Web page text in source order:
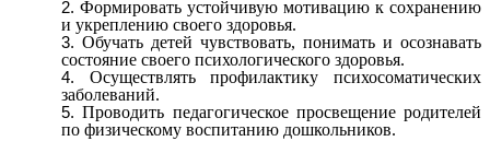
Формировать устойчивую мотивацию к сохранению
и укреплению своего здоровья.
Обучать детей чувствовать, понимать и осознавать
состояние своего психологического здоровья.
Осуществлять профилактику психосоматических
заболеваний.
Проводить педагогическое просвещение родителей
по физическому воспитанию дошкольников.